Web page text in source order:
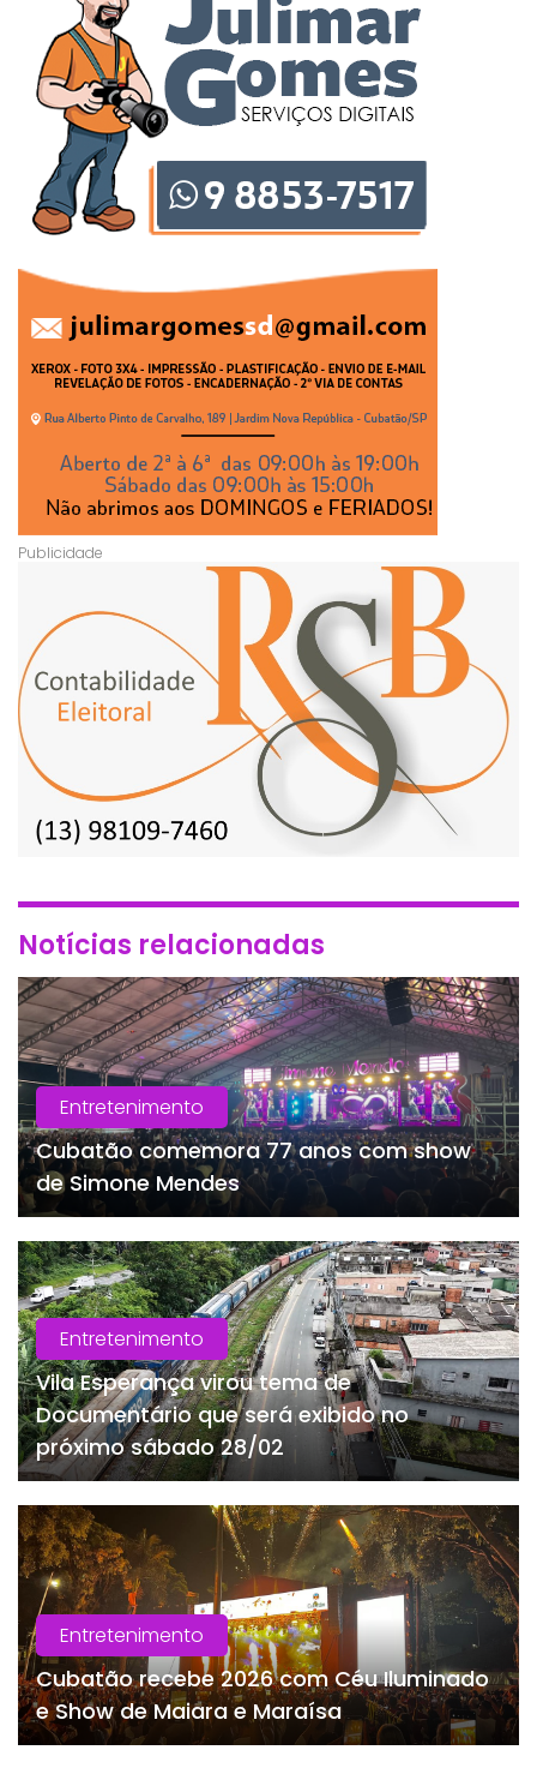
Notícias relacionadas
Entretenimento
Cubatão comemora 77 anos com show
de Simone Mendes
Entretenimento
Vila Esperança virou tema de
Documentário que será exibido no
próximo sábado 28/02
Entretenimento
Cubatão recebe 2026 com Céu Iluminado
e Show de Maiara e Maraísa